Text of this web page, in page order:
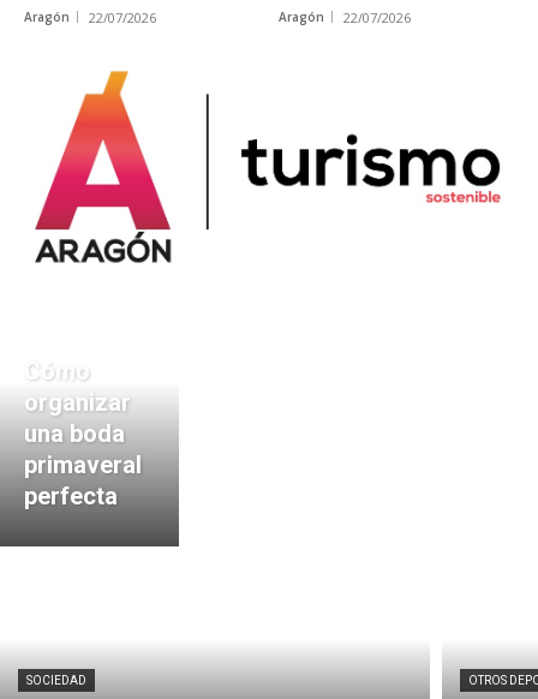
Aragón 22/07/2026 Aragón 22/07/2026
Cómo
organizar
una boda
primaveral
perfecta
SOCIEDAD OTROS